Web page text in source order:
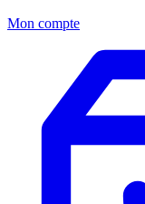
Mon compte